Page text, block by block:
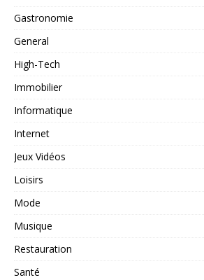
Gastronomie
General
High-Tech
Immobilier
Informatique
Internet
Jeux Vidéos
Loisirs
Mode
Musique
Restauration
Santé